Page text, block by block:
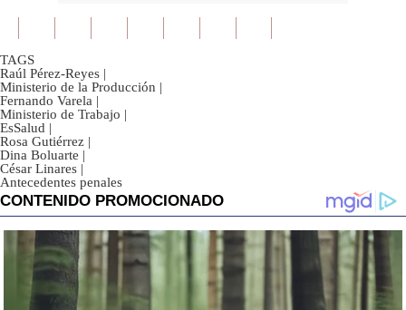
TAGS
Raúl Pérez-Reyes |
Ministerio de la Producción |
Fernando Varela |
Ministerio de Trabajo |
EsSalud |
Rosa Gutiérrez |
Dina Boluarte |
César Linares |
Antecedentes penales